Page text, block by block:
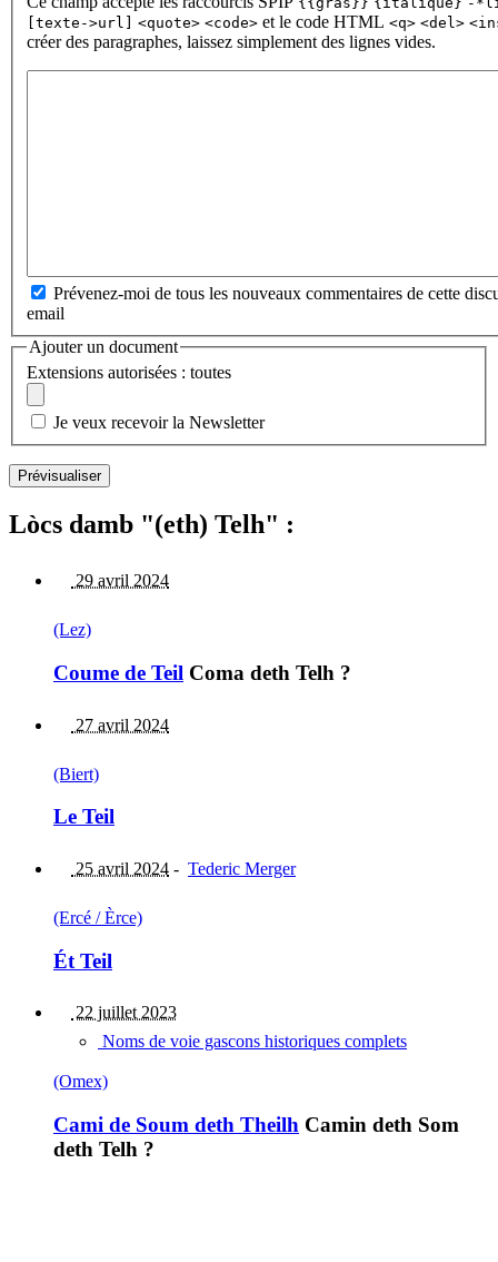
[texte->url] <quote> <code> et le code HTML <q> <del>
créer des paragraphes, laissez simplement des lignes vides.
Prévenez-moi de tous les nouveaux commentaires de cette
email
Ajouter un document
Extensions autorisées : toutes
Je veux recevoir la Newsletter
Lòcs damb "(eth) Telh" :
29 avril 2024
(Lez)
Coume de Teil Coma deth Telh ?
27 avril 2024
(Biert)
Le Teil
25 avril 2024 - Tederic Merger
(Ercé / Èrce)
Ét Teil
22 juillet 2023
Noms de voie gascons historiques complets
(Omex)
Cami de Soum deth Theilh Camin deth Som
deth Telh ?